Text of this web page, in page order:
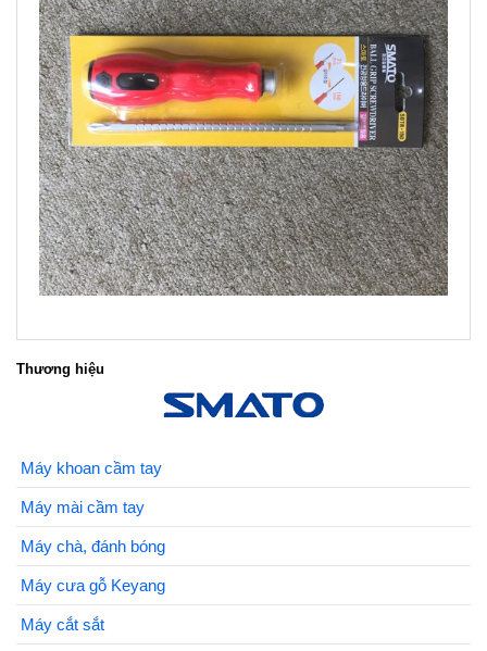
Thương hiệu
Máy khoan cầm tay
Máy mài cầm tay
Máy chà, đánh bóng
Máy cưa gỗ Keyang
Máy cắt sắt